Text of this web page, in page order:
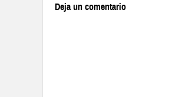
Deja un comentario